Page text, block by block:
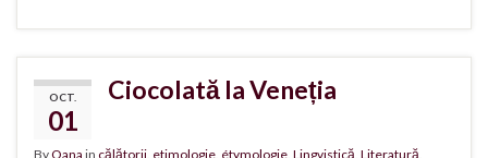
OCT.
01
Ciocolată la Veneția
ByOana in călătorii, etimologie, étymologie, Lingvistică, Literatură,